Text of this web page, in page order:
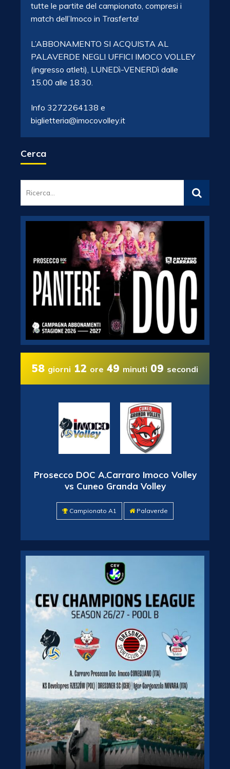
tutte le partite del campionato, compresi i
match dell’Imoco in Trasferta!
L’ABBONAMENTO SI ACQUISTA AL
PALAVERDE NEGLI UFFICI IMOCO VOLLEY
(ingresso atleti), LUNEDì-VENERDì dalle
15.00 alle 18.30.
Info 3272264138 e
biglietteria@imocovolley.it
Cerca
58 giorni 12 ore 49 minuti 08 secondi
Prosecco DOC A.Carraro Imoco Volley
vs Cuneo Granda Volley
Campionato A1 Palaverde